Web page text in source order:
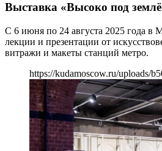
Выставка «Высоко под
С 6 июня по 24 августа 2025 года в
лекции и презентации от
витражи и макеты станций метро.
https://kudamoscow.ru/uploads/